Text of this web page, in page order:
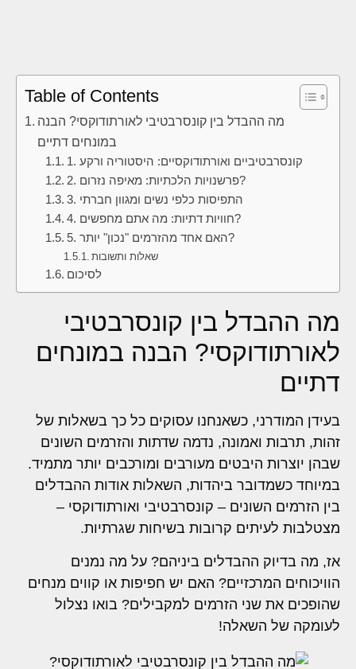
Table of Contents
מה ההבדל בין קונסרבטיבי לאורתודוקסי? הבנה
במונחים דתיים
1. קונסרבטיביים ואורתודוקסיים: היסטוריה ורקע
3. התפיסות כלפי נשים ומגוון חברתי
שאלות ותשובות
לסיכום
מה ההבדל בין קונסרבטיבי
לאורתודוקסי? הבנה במונחים
דתיים
בעידן המודרני, כשאנחנו עסוקים כל כך בשאלות של
זהות, תרבות ואמונה, נדמה שדתות והזרמים השונים
שבהן יוצרות היבטים מעורבים ומורכבים יותר מתמיד.
במיוחד כשמדובר ביהדות, השאלות אודות ההבדלים
בין הזרמים השונים – קונסרבטיבי ואורתודוקסי –
מצטלבות לעיתים קרובות בשיחות שגרתיות.
אז, מה בדיוק ההבדלים ביניהם? על מה נמנים
הוויכוחים המרכזיים? האם יש חפיפות או קווים מנחים
שהופכים את שני הזרמים למקבילים? בואו נצלול
לעומקה של השאלה!